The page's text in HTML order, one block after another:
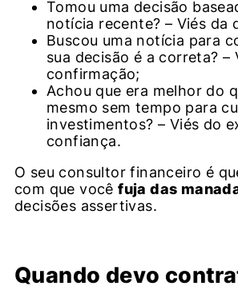
Tomou uma decisão
notícia recente? – Viés da
Buscou uma notícia para
sua decisão é a correta? –
confirmação;
Achou que era melhor do
mesmo sem tempo para
investimentos? – Viés do
confiança.
O seu consultor financeiro é
com que vocêfuja das
decisões assertivas.
Quando devo